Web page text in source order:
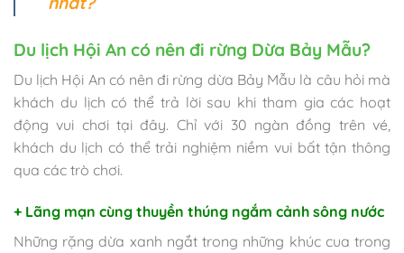
Du lịch Hội An có nên đi rừng Dừa Bảy Mẫu?
Du lịch Hội An có nên đi rừng dừa Bảy Mẫu là câu hỏi mà
khách du lịch có thể trả lời sau khi tham gia các hoạt
động vui chơi tại đây. Chỉ với 30 ngàn đồng trên vé,
khách du lịch có thể trải nghiệm niềm vui bất tận thông
qua các trò chơi.
+ Lãng mạn cùng thuyền thúng ngắm cảnh sông nước
Những rặng dừa xanh ngắt trong những khúc cua trong